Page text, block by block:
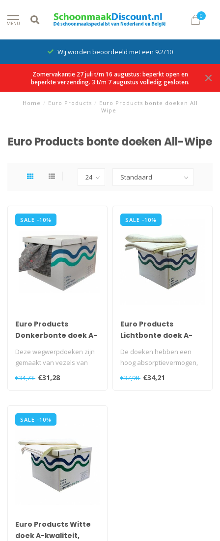
MENU
0
Wij worden beoordeeld met een 9.2/10
Zomervakantie 27 juli t/m 16 augustus: beperkt open en
beperkte verzending. 3 t/m 7 augustus volledig gesloten.
Home / Euro Products / Euro Products bonte doeken All
Wipe
Euro Products bonte doeken All-Wipe
SALE -10%
Euro Products
Donkerbonte doek A-
kwaliteit, 37cm x 37cm
Deze wegwerpdoeken zijn
gemaakt van vezels van
overwegend katoen. De
€34,73 €31,28
SALE -10%
Euro Products
Lichtbonte doek A-
kwaliteit, 37cm x 37cm
De doeken hebben een
hoog absorptievermogen,
zijn volumineus en zacht...
€37,98 €34,21
SALE -10%
Euro Products Witte
doek A-kwaliteit,